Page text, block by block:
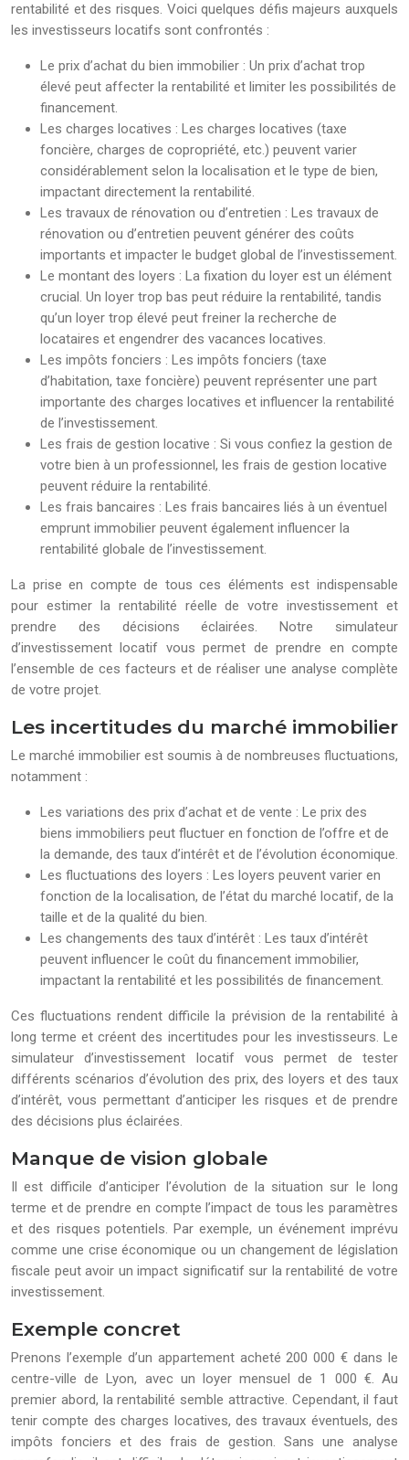
rentabilité et des risques. Voici quelques défis majeurs auxquels
les investisseurs locatifs sont confrontés :
Le prix d’achat du bien immobilier : Un prix d’achat trop
élevé peut affecter la rentabilité et limiter les possibilités de
financement.
Les charges locatives : Les charges locatives (taxe
foncière, charges de copropriété, etc.) peuvent varier
considérablement selon la localisation et le type de bien,
impactant directement la rentabilité.
Les travaux de rénovation ou d’entretien : Les travaux de
rénovation ou d’entretien peuvent générer des coûts
importants et impacter le budget global de l’investissement.
Le montant des loyers : La fixation du loyer est un élément
crucial. Un loyer trop bas peut réduire la rentabilité, tandis
qu’un loyer trop élevé peut freiner la recherche de
locataires et engendrer des vacances locatives.
Les impôts fonciers : Les impôts fonciers (taxe
d’habitation, taxe foncière) peuvent représenter une part
importante des charges locatives et influencer la rentabilité
de l’investissement.
Les frais de gestion locative : Si vous confiez la gestion de
votre bien à un professionnel, les frais de gestion locative
peuvent réduire la rentabilité.
Les frais bancaires : Les frais bancaires liés à un éventuel
emprunt immobilier peuvent également influencer la
rentabilité globale de l’investissement.
La prise en compte de tous ces éléments est indispensable
pour estimer la rentabilité réelle de votre investissement et
prendre des décisions éclairées. Notre simulateur
d’investissement locatif vous permet de prendre en compte
l’ensemble de ces facteurs et de réaliser une analyse complète
de votre projet.
Les incertitudes du marché immobilier
Le marché immobilier est soumis à de nombreuses fluctuations,
notamment :
Les variations des prix d’achat et de vente : Le prix des
biens immobiliers peut fluctuer en fonction de l’offre et de
la demande, des taux d’intérêt et de l’évolution économique.
Les fluctuations des loyers : Les loyers peuvent varier en
fonction de la localisation, de l’état du marché locatif, de la
taille et de la qualité du bien.
Les changements des taux d’intérêt : Les taux d’intérêt
peuvent influencer le coût du financement immobilier,
impactant la rentabilité et les possibilités de financement.
Ces fluctuations rendent difficile la prévision de la rentabilité à
long terme et créent des incertitudes pour les investisseurs. Le
simulateur d’investissement locatif vous permet de tester
différents scénarios d’évolution des prix, des loyers et des taux
d’intérêt, vous permettant d’anticiper les risques et de prendre
des décisions plus éclairées.
Manque de vision globale
Il est difficile d’anticiper l’évolution de la situation sur le long
terme et de prendre en compte l’impact de tous les paramètres
et des risques potentiels. Par exemple, un événement imprévu
comme une crise économique ou un changement de législation
fiscale peut avoir un impact significatif sur la rentabilité de votre
investissement.
Exemple concret
Prenons l’exemple d’un appartement acheté 200 000 € dans le
centre-ville de Lyon, avec un loyer mensuel de 1 000 €. Au
premier abord, la rentabilité semble attractive. Cependant, il faut
tenir compte des charges locatives, des travaux éventuels, des
impôts fonciers et des frais de gestion. Sans une analyse